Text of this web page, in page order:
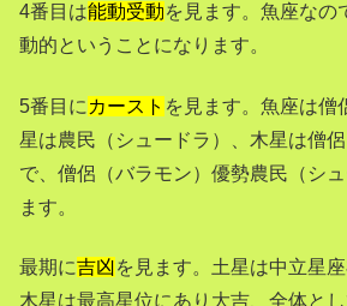
4番目は能動受動を見ます。魚座なの
動的ということになります。
5番目に カースト を見ます。魚座は僧
星は農民（シュードラ）、木星は僧
で、僧侶（バラモン）優勢農民（シ
ます。
最期に吉凶を見ます。土星は中立星
木星は最高星位にあり大吉、全体と